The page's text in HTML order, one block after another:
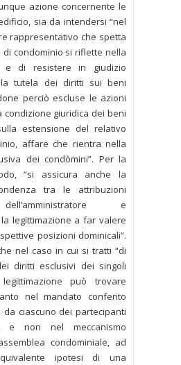
azione concernente le
sia da intendersi “nel
rappresentativo che spetta
di condominio si riflette nella
e di resistere in giudizio
tutela dei diritti sui beni
perciò escluse le azioni
condizione giuridica dei beni
estensione del relativo
affare che rientra nella
dei condòmini”. Per la
“si assicura anche la
tra le attribuzioni
e
la legittimazione a far valere
posizioni dominicali”.
nel caso in cui si tratti “di
diritti esclusivi dei singoli
può trovare
nel mandato conferito
da ciascuno dei partecipanti
e non nel meccanismo
condominiale, ad
ipotesi di una